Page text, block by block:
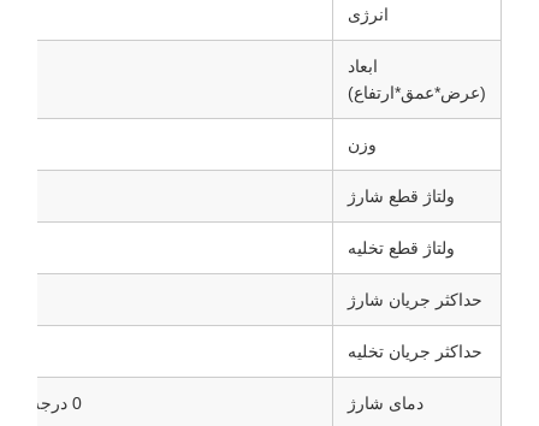
انرژی
ابعاد
(عرض*عمق*ارتفاع)
وزن
ولتاژ قطع شارژ
ولتاژ قطع تخلیه
حداکثر جریان شارژ
حداکثر جریان تخلیه
دمای شارژ 0 درجه سانتی‌گراد تا 55 درجه سانتی‌گراد